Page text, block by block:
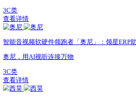
查看详情
三柏硕，面向全球的休闲运动解决方
运动健康类
查看详情